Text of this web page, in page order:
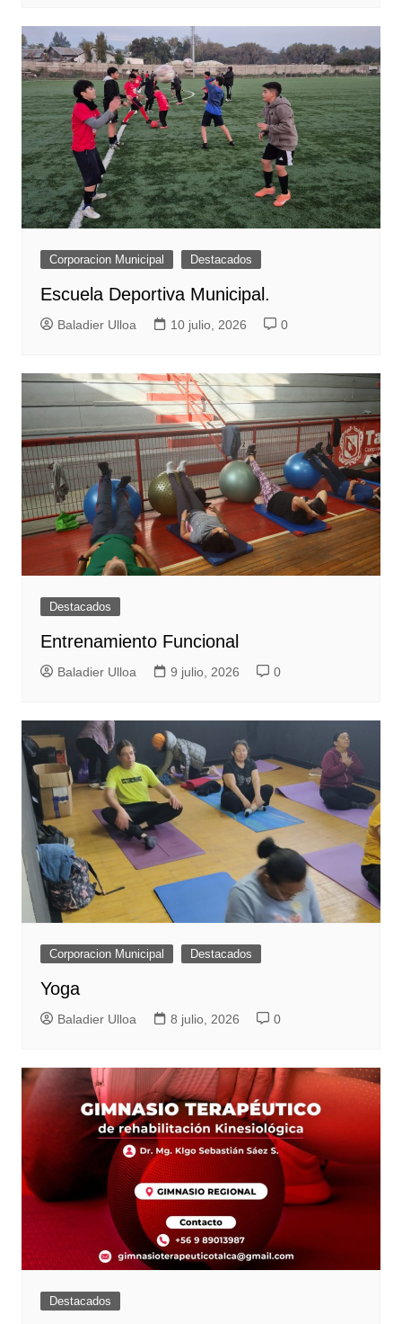
Corporacion Municipal Destacados
Escuela Deportiva Municipal.
Baladier Ulloa 10 julio, 2026 0
Destacados
Entrenamiento Funcional
Baladier Ulloa 9 julio, 2026 0
Corporacion Municipal Destacados
Yoga
Baladier Ulloa 8 julio, 2026 0
Destacados